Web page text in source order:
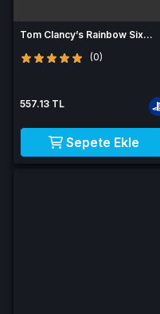
Tom Clancy’s Rainbow Six
Extraction - Deluxe Pack (DLC)
(PS4) (EU)
(0)
557.13 TL
Sepete Ekle